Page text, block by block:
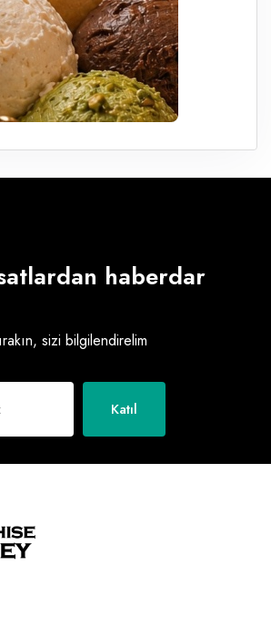
haberdar
sizi bilgilendirelim
Katıl